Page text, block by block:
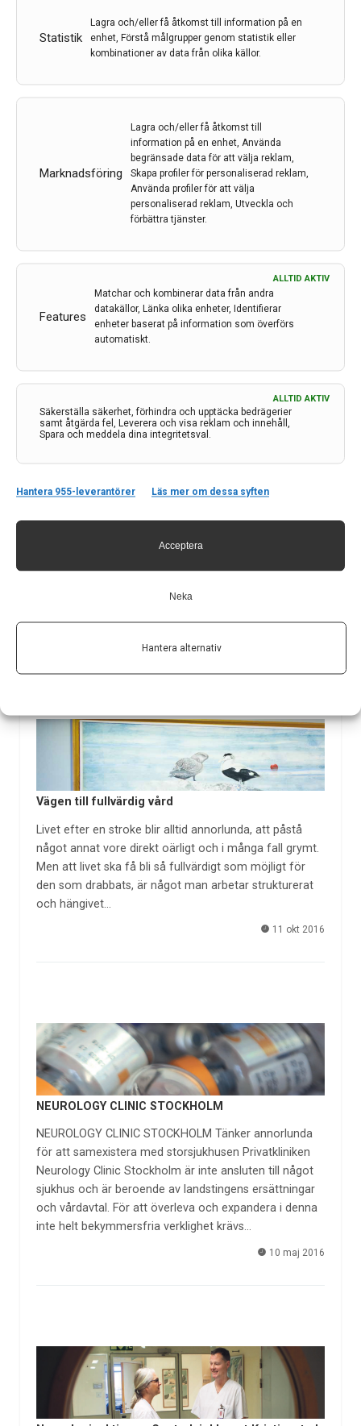
Statistik
Lagra och/eller få åtkomst till information på en
enhet, Förstå målgrupper genom statistik eller
kombinationer av data från olika källor.
Marknadsföring
Lagra och/eller få åtkomst till
information på en enhet, Använda
begränsade data för att välja reklam,
Skapa profiler för personaliserad reklam,
Använda profiler för att välja
personaliserad reklam, Utveckla och
förbättra tjänster.
Features
ALLTID AKTIV
Matchar och kombinerar data från andra
datakällor, Länka olika enheter, Identifierar
enheter baserat på information som överförs
automatiskt.
Säkerställa säkerhet, förhindra och upptäcka bedrägerier
samt åtgärda fel, Leverera och visa reklam och innehåll,
Spara och meddela dina integritetsval.
ALLTID AKTIV
Hantera 955-leverantörer Läs mer om dessa syften
Acceptera
Neka
Hantera alternativ
Europas största minnescentrum finns i Malmö
I våras antog Region Skåne en handlingsplan för jämlik
demensvård. I maj slogs Malmös och Lunds
minnesenheter samman, till något unikt för Europa –
Neurologiveckan för andra gången och i år var det
Örebro som stod som värdort. Som senast i Umeå
de olika specialistföreningarna. Här är en…
11 okt 2016
Vägen till fullvärdig vård
Livet efter en stroke blir alltid annorlunda, att påstå
något annat vore direkt oärligt och i många fall grymt.
Men att livet ska få bli så fullvärdigt som möjligt för
den som drabbats, är något man arbetar strukturerat
och hängivet…
11 okt 2016
NEUROLOGY CLINIC STOCKHOLM
NEUROLOGY CLINIC STOCKHOLM Tänker annorlunda
för att samexistera med storsjukhusen Privatkliniken
Neurology Clinic Stockholm är inte ansluten till något
sjukhus och är beroende av landstingens ersättningar
och vårdavtal. För att överleva och expandera i denna
inte helt bekymmersfria verklighet krävs…
10 maj 2016